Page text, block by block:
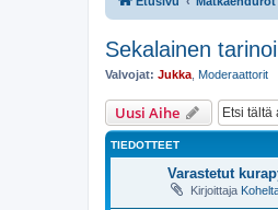
Sekalainen
Valvojat: Jukka Moderaattorit
Uusi Aihe
TIEDOTTEET
Varastetut
Kirjoittaja